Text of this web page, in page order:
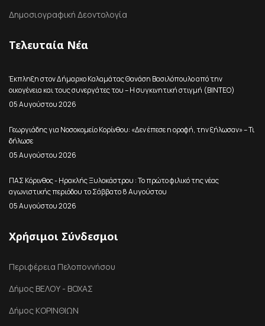
Δημοσιογραφική Δεοντολογία
Τελευταία Νέα
Έκπληξη στον Δήμαρχο Καλαμάτας Θανάση Βασιλόπουλο από την
οικογένεια και τους συνεργάτες του – Η συγκινητική στιγμή (ΒΙΝΤΕΟ)
05 Αυγούστου 2026
Γεωργιάδης για Νοσοκομείο Κορίνθου: «Δεν έπεσε η οροφή, την ξήλωσαν» – Τι
δήλωσε
05 Αυγούστου 2026
ΠΑΣ Κόρινθος - Ηρακλής Ξυλοκάστρου : Το πρώτο φιλικό της νέας
αγωνιστικής περιόδου το Σάββατο 8 Αυγούστου
05 Αυγούστου 2026
Χρήσιμοι Σύνδεσμοι
Περιφέρεια Πελοποννήσου
Δήμος ΒΕΛΟΥ - ΒΟΧΑΣ
Δήμος ΚΟΡΙΝΘΙΩΝ